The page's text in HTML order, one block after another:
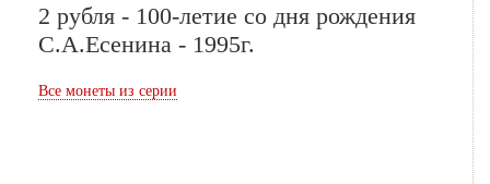
2 рубля - 100-летие со дня рождения
С.А.Есенина - 1995г.
Все монеты из серии